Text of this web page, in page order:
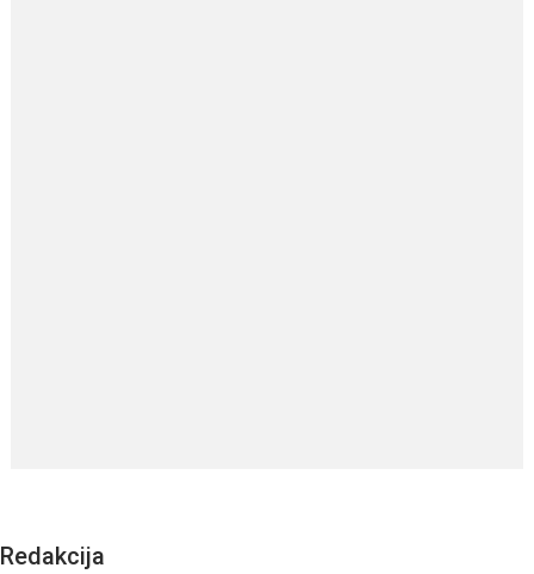
Redakcija